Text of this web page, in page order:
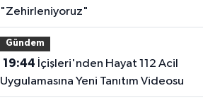
"Zehirleniyoruz"
Gündem
19:44
Uygulamasına Yeni Tanıtım Videosu